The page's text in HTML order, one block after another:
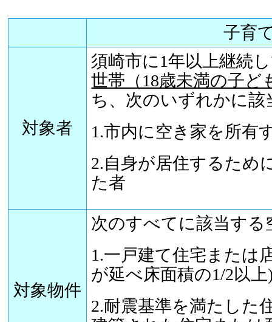
子育
対象者
須崎市に1年以上継続
世帯（18歳未満の子ど
ち、次のいずれかに該
1.市内に空き家を所有
2.自身が居住するため
た者
対象物件
次のすべてに該当する
1.一戸建て住宅または
が延べ床面積の1/2以上
2.耐震基準を満たした